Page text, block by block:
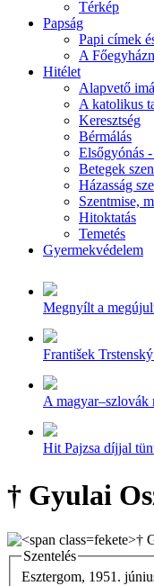
Térkép
Papság
Papi címek
A
Hitélet
Alapvető
A katolikus
Keresztség
Bérmálás
Elsőgyónás
Betegek
Házasság
Szentmise,
Hitoktatás
Temetés
Gyermekvédelem
Megnyílt a
František
A magyar–szlovák
Hit Pajzsa díjjal
† Gyulai
Szentelés
Esztergom, 1951.